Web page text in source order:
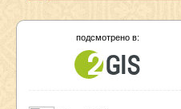
подсмотрено в: